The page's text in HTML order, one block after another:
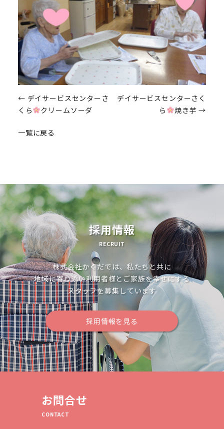
投
稿
ナ
ー
シ
ョ
ン
← デイサービスセンターさ
くら
クリームソーダ
デイサービスセンターさく
ら
焼き芋 →
一覧に戻る
採用情報
RECRUIT
株式会社かくだでは、私たちと共に
地域に寄り添い利用者様とご家族を幸せにする
スタッフを募集しています
採用情報を見る
お問合せ
CONTACT